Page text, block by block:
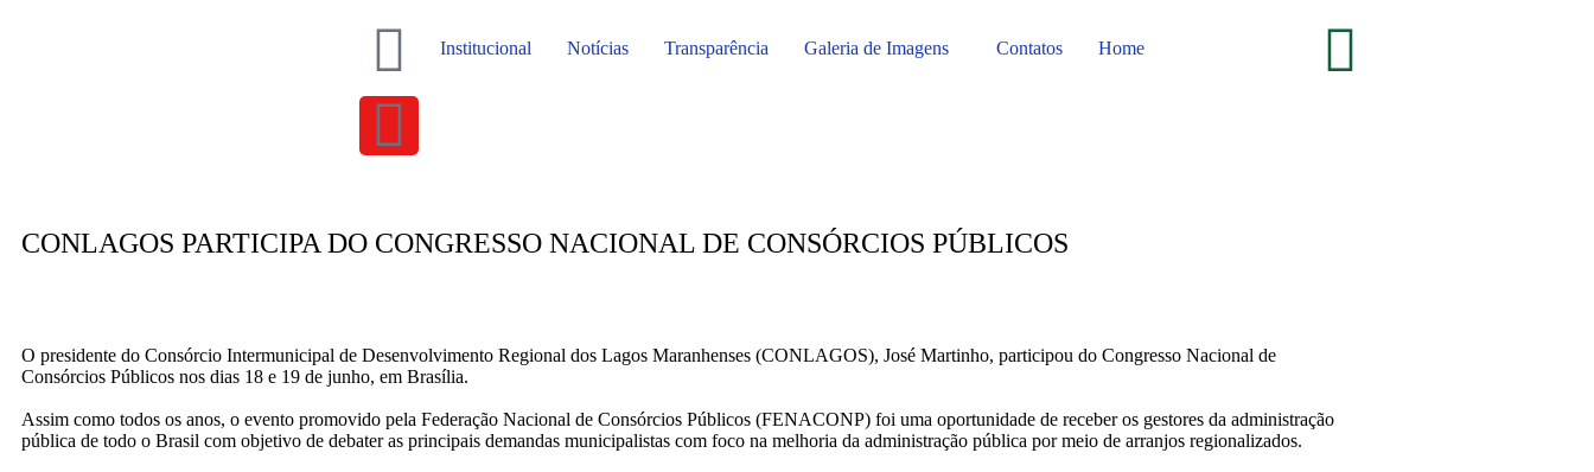
Institucional Notícias Transparência Galeria de Imagens Contatos Home
CONLAGOS PARTICIPA DO CONGRESSO NACIONAL DE CONSÓRCIOS PÚBLICOS
O presidente do Consórcio Intermunicipal de Desenvolvimento Regional dos Lagos Maranhenses (CONLAGOS), José Martinho, participou do Congresso Nacional de
Consórcios Públicos nos dias 18 e 19 de junho, em Brasília.
Assim como todos os anos, o evento promovido pela Federação Nacional de Consórcios Públicos (FENACONP) foi uma oportunidade de receber os gestores da administração
pública de todo o Brasil com objetivo de debater as principais demandas municipalistas com foco na melhoria da administração pública por meio de arranjos regionalizados.